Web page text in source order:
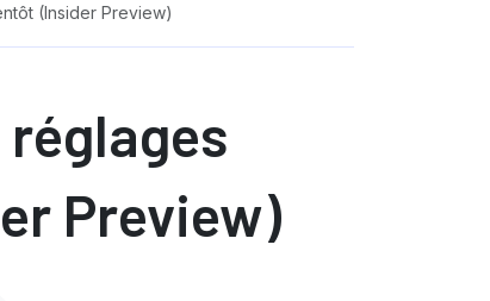
(Insider Preview)
réglages
Preview)